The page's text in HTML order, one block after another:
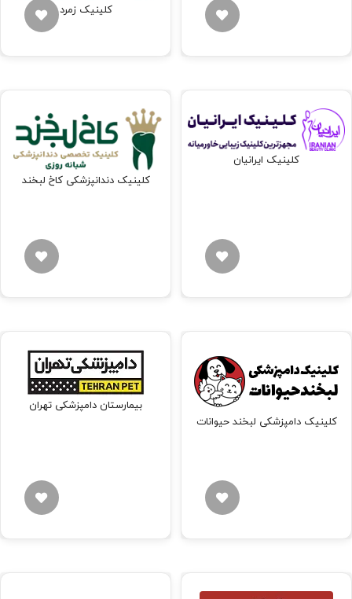
کلینیک زمرد
کلینیک ایرانیان
کلینیک دندانپزشکی کاخ لبخند
کلینیک دامپزشکی لبخند حیوانات
بیمارستان دامپزشکی تهران